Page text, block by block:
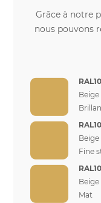
Grâce à notre
nous pouvons
Beige
Beige
Fine
Beige
Mat